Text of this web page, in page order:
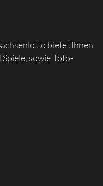
bietet Ihnen
sowie Toto-